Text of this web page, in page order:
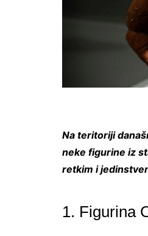
Na teritoriji
neke figurine iz
retkim i
1. Figurina